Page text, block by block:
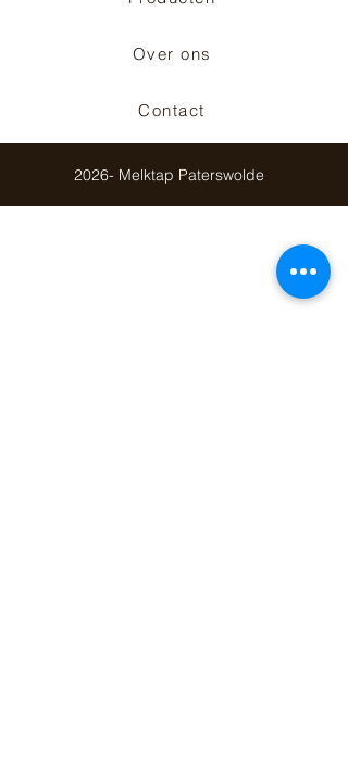
Over ons
Contact
2026- Melktap Paterswolde